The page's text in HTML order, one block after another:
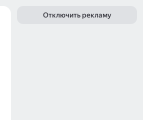
Отключить рекламу